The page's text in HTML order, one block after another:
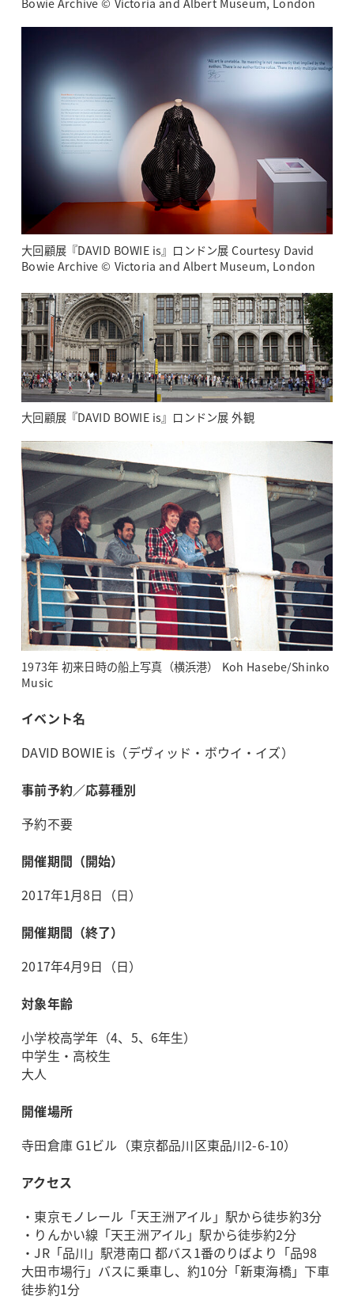
大回顧展『DAVID BOWIE is』ロンドン展 Courtesy David
Bowie Archive © Victoria and Albert Museum, London
大回顧展『DAVID BOWIE is』ロンドン展 外観
1973年 初来日時の船上写真（横浜港） Koh Hasebe/Shinko
Music
イベント名
DAVID BOWIE is（デヴィッド・ボウイ・イズ）
事前予約／応募種別
予約不要
開催期間（開始）
2017年1月8日（日）
開催期間（終了）
2017年4月9日（日）
対象年齢
小学校高学年（4、5、6年生）
中学生・高校生
大人
開催場所
寺田倉庫 G1ビル（東京都品川区東品川2-6-10）
アクセス
・東京モノレール「天王洲アイル」駅から徒歩約3分
・りんかい線「天王洲アイル」駅から徒歩約2分
・JR「品川」駅港南口 都バス1番のりばより「品98
大田市場行」バスに乗車し、約10分「新東海橋」下車
徒歩約1分